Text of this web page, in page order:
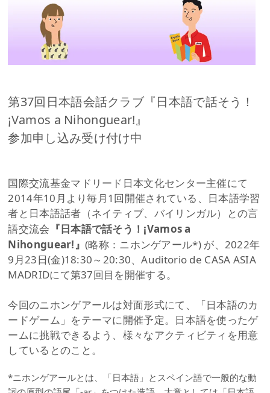
第37回日本語会話クラブ『日本語で話そう！
¡Vamos a Nihonguear!』
参加申し込み受け付け中
国際交流基金マドリード日本文化センター主催にて
2014年10月より毎月1回開催されている、日本語学習
者と日本語話者（ネイティブ、バイリンガル）との言
語交流会 『日本語で話そう！¡Vamos a
Nihonguear!』(略称：ニホンゲアール*) が、2022年
9月23日(金)18:30～20:30、Auditorio de CASA ASIA
MADRIDにて第37回目を開催する。
今回のニホンゲアールは対面形式にて、「日本語のカ
ードゲーム」をテーマに開催予定。日本語を使ったゲ
ームに挑戦できるよう、様々なアクティビティを用意
しているとのこと。
*ニホンゲアールとは、「日本語」とスペイン語で一般的な動